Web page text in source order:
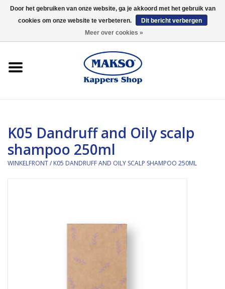
0 Artikelen - €0,00
Kaaral
360
K05 Dandruff and Oily scalp
shampoo 250ml
WINKELFRONT/ K05 DANDRUFF AND OILY SCALP SHAMPOO 250ML
Door het gebruiken van onze website, ga je akkoord met het gebruik van
cookies om onze website te verbeteren.
Dit bericht verbergen
Meer over cookies »